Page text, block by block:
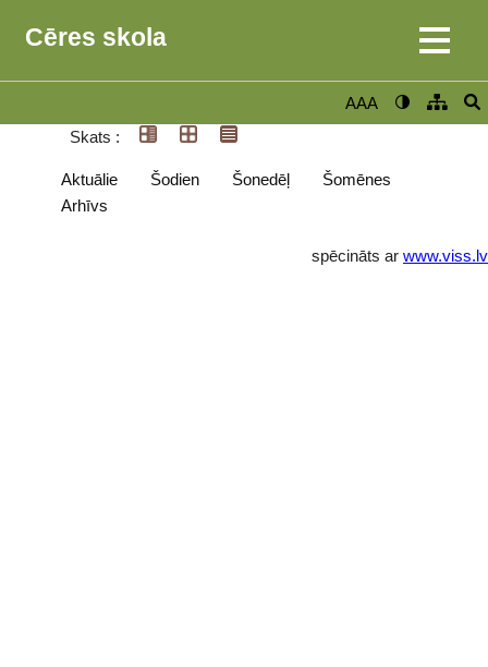
Cēres skola
AAA
Skats :
Aktuālie Šodien Šonedēļ
Šomēnes
Arhīvs
spēcināts ar www.viss.lv